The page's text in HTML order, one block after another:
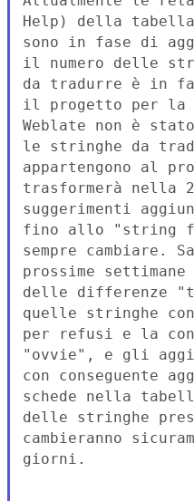
Help) della
sono in fase di
il numero delle
da tradurre è in
il progetto per la
Weblate non è
le stringhe da
appartengono al
trasformerà nella
suggerimenti
fino allo "string
sempre cambiare.
prossime
delle differenze
quelle stringhe
per refusi e la
"ovvie", e gli
con conseguente
schede nella
delle stringhe
cambieranno
giorni.